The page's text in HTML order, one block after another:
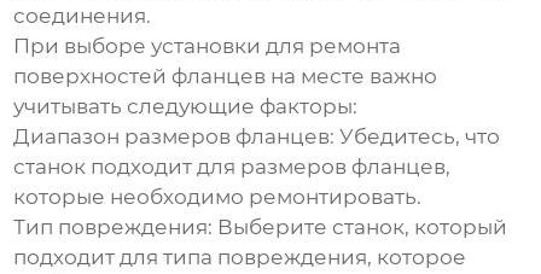
соединения.
При выбореустановки для ремонта
поверхностей фланцев на месте важно
учитывать следующие факторы:
Диапазон размеров фланцев: Убедитесь, что
станок подходит для размеров фланцев,
которые необходимо ремонтировать.
Тип повреждения: Выберите станок, который
подходит для типа повреждения, которое